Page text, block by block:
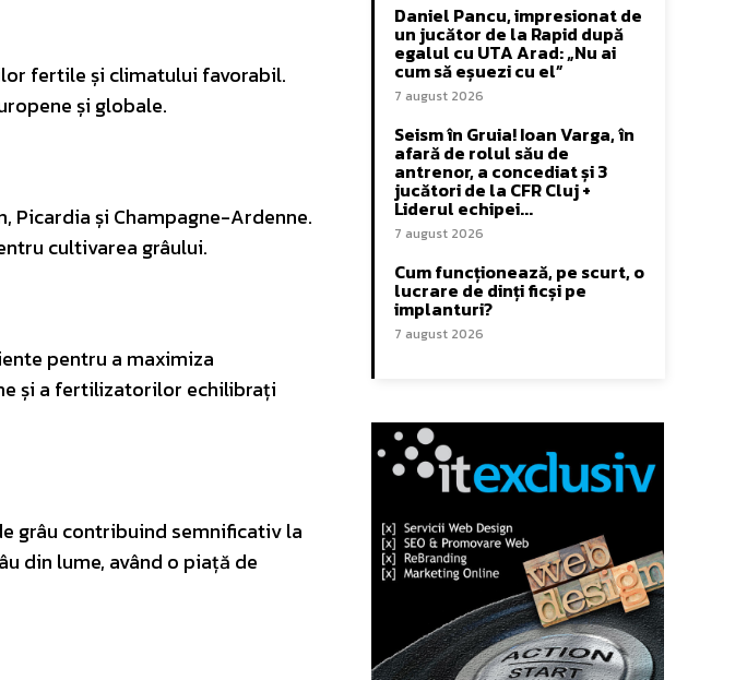
fertile și climatului favorabil.
și globale.
Picardia și Champagne-Ardenne.
cultivarea grâului.
pentru a maximiza
și a fertilizatorilor echilibrați
grâu contribuind semnificativ la
din lume, având o piață de
Daniel Pancu, impresionat de
un jucător de la Rapid după
egalul cu UTA Arad: „Nu ai
cum să eșuezi cu el”
7 august 2026
Seism în Gruia! Ioan Varga, în
afară de rolul său de
antrenor, a concediat și 3
jucători de la CFR Cluj +
Liderul echipei...
7 august 2026
Cum funcționează, pe scurt, o
lucrare de dinți ficși pe
implanturi?
7 august 2026